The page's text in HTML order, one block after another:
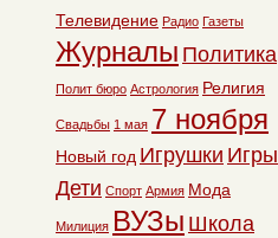
Телевидение Радио Газеты
Журналы Политика
Полит бюро Астрология Религия
Свадьбы 1 мая 7 ноября
Новый год Игрушки Игры
Дети Спорт Армия Мода
Милиция ВУЗы Школа